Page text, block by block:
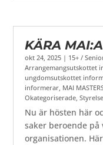
KÄRA
okt 24, 2025 | 15+ /
Arrangemangsutskottet
ungdomsutskottet
informerar MAI
Okategoriserade ,
Nu är hösten här
saker beroende
organisationen.